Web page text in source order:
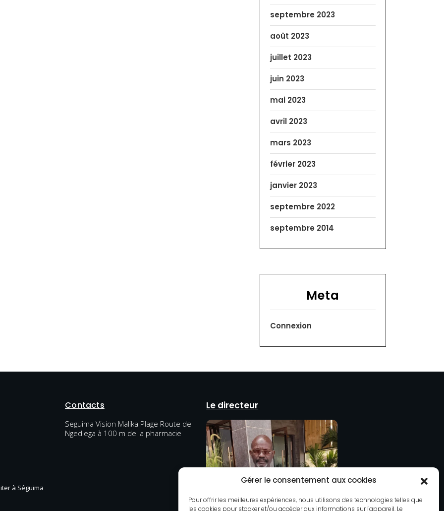
Gérer le consentement aux cookies
Pour offrir les meilleures expériences, nous utilisons des technologies telles que
les cookies pour stocker et/ou accéder aux informations sur l'appareil. Le
septembre 2023
août 2023
juillet 2023
juin 2023
mai 2023
avril 2023
mars 2023
février 2023
janvier 2023
septembre 2022
septembre 2014
Meta
Connexion
à Séguima
Contacts
Seguima Vision Malika Plage Route de
Ngediega à 100 m de la pharmacie
Le directeur